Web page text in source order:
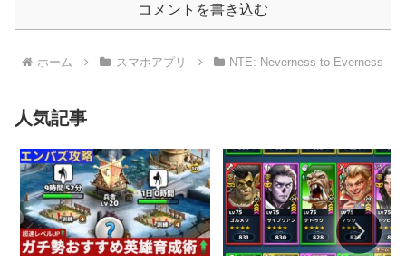
コメントを書き込む
ホーム スマホアプリ NTE: Neverness to Everness
人気記事